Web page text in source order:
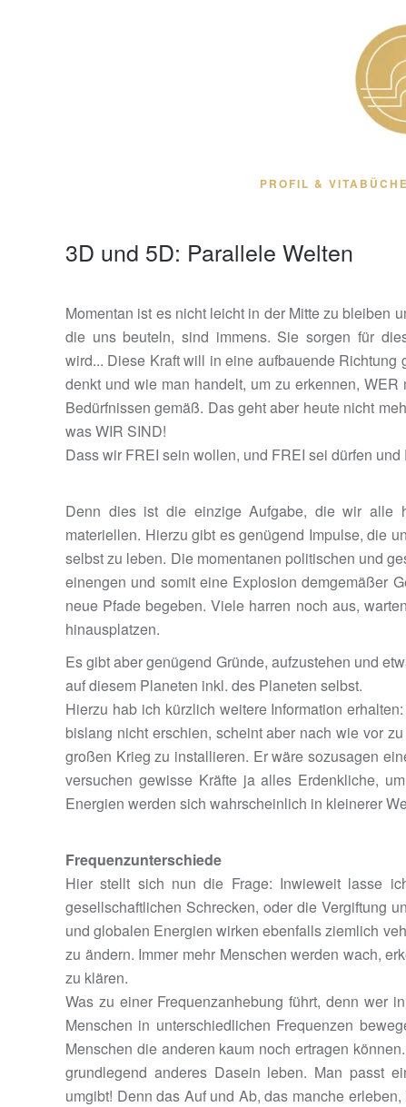
PROFIL & VITA
3D und 5D: Parallele Welten
Momentan ist es nicht leicht in der Mitte zu bleiben
die uns beuteln, sind immens. Sie sorgen für
wird... Diese Kraft will in eine aufbauende
denkt und wie man handelt, um zu erkennen,
Bedürfnissen gemäß. Das geht aber heute nicht
was WIR SIND!
Dass wir FREI sein wollen, und FREI sei dürfen
Denn dies ist die einzige Aufgabe, die wir alle
materiellen. Hierzu gibt es genügend Impulse, die
selbst zu leben. Die momentanen politischen und
einengen und somit eine Explosion demgemäßer
neue Pfade begeben. Viele harren noch aus,
hinausplatzen.
Es gibt aber genügend Gründe, aufzustehen und
auf diesem Planeten inkl. des Planeten selbst.
Hierzu hab ich kürzlich weitere Information
bislang nicht erschien, scheint aber nach wie vor
großen Krieg zu installieren. Er wäre sozusagen
versuchen gewisse Kräfte ja alles Erdenkliche,
Energien werden sich wahrscheinlich in kleinerer
Frequenzunterschiede
Hier stellt sich nun die Frage: Inwieweit lasse
gesellschaftlichen Schrecken, oder die Vergiftung
und globalen Energien wirken ebenfalls ziemlich
zu ändern. Immer mehr Menschen werden wach,
zu klären.
Was zu einer Frequenzanhebung führt, denn wer
Menschen in unterschiedlichen Frequenzen
Menschen die anderen kaum noch ertragen
grundlegend anderes Dasein leben. Man passt
umgibt! Denn das Auf und Ab, das manche